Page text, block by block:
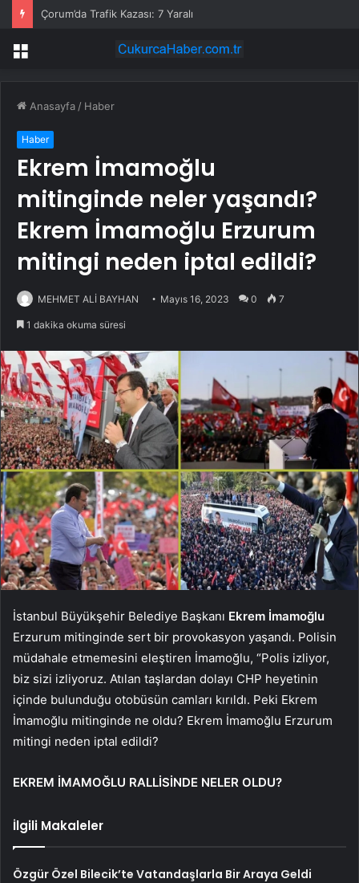
Çorum’da Trafik Kazası: 7 Yaralı
Menü
Anasayfa / Haber
Haber
Ekrem İmamoğlu
mitinginde neler yaşandı?
Ekrem İmamoğlu Erzurum
mitingi neden iptal edildi?
MEHMET ALİ BAYHAN Mayıs 16, 2023 0 7
1 dakika okuma süresi
İstanbul Büyükşehir Belediye Başkanı Ekrem İmamoğlu
Erzurum mitinginde sert bir provokasyon yaşandı. Polisin
müdahale etmemesini eleştiren İmamoğlu, “Polis izliyor,
biz sizi izliyoruz. Atılan taşlardan dolayı CHP heyetinin
içinde bulunduğu otobüsün camları kırıldı. Peki Ekrem
İmamoğlu mitinginde ne oldu? Ekrem İmamoğlu Erzurum
mitingi neden iptal edildi?
EKREM İMAMOĞLU RALLİSİNDE NELER OLDU?
İlgili Makaleler
Özgür Özel Bilecik’te Vatandaşlarla Bir Araya Geldi